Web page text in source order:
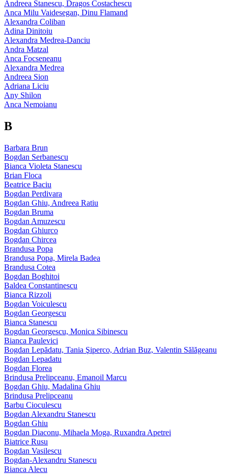
Andreea Stanescu, Dragos Costachescu
Anca Milu Vaidesegan, Dinu Flamand
Alexandra Coliban
Adina Dinitoiu
Alexandra Medrea-Danciu
Andra Matzal
Anca Focseneanu
Alexandra Medrea
Andreea Sion
Adriana Liciu
Any Shilon
Anca Nemoianu
B
Barbara Brun
Bogdan Serbanescu
Bianca Violeta Stanescu
Brian Floca
Beatrice Baciu
Bogdan Perdivara
Bogdan Ghiu, Andreea Ratiu
Bogdan Bruma
Bogdan Amuzescu
Bogdan Ghiurco
Bogdan Chircea
Brandusa Popa
Brandusa Popa, Mirela Badea
Brandusa Cotea
Bogdan Boghitoi
Baldea Constantinescu
Bianca Rizzoli
Bogdan Voiculescu
Bogdan Georgescu
Bianca Stanescu
Bogdan Georgescu, Monica Sibinescu
Bianca Paulevici
Bogdan Lepădatu, Tania Şiperco, Adrian Buz, Valentin Sălăgeanu
Bogdan Lepadatu
Bogdan Florea
Brindusa Prelipceanu, Emanoil Marcu
Bogdan Ghiu, Madalina Ghiu
Brindusa Prelipceanu
Barbu Cioculescu
Bogdan Alexandru Stanescu
Bogdan Ghiu
Bogdan Diaconu, Mihaela Moga, Ruxandra Apetrei
Biatrice Rusu
Bogdan Vasilescu
Bogdan-Alexandru Stanescu
Bianca Alecu